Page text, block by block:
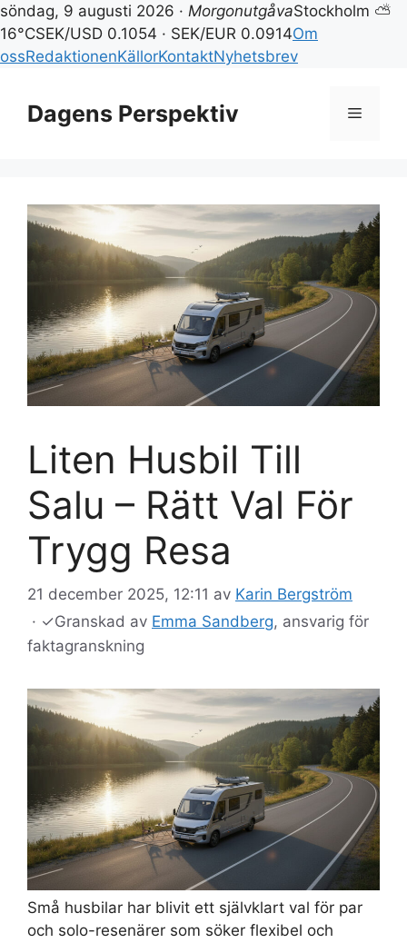
söndag, 9 augusti 2026 · MorgonutgåvaStockholm ⛅
16°CSEK/USD 0.1054 · SEK/EUR 0.0914Om
ossRedaktionenKällorKontaktNyhetsbrev
innehållDagens Perspektiv Meny
Liten Husbil Till
Salu – Rätt Val För
Trygg Resa
21 december 2025, 12:11 av Karin Bergström
· ✓Granskad av Emma Sandberg, ansvarig för
faktagranskning
Små husbilar har blivit ett självklart val för par
och solo-resenärer som söker flexibel och